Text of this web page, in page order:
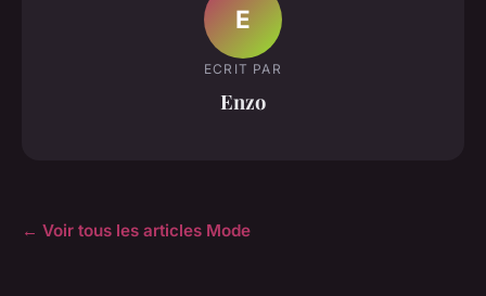
E
ECRIT PAR
Enzo
← Voir tous les articles Mode